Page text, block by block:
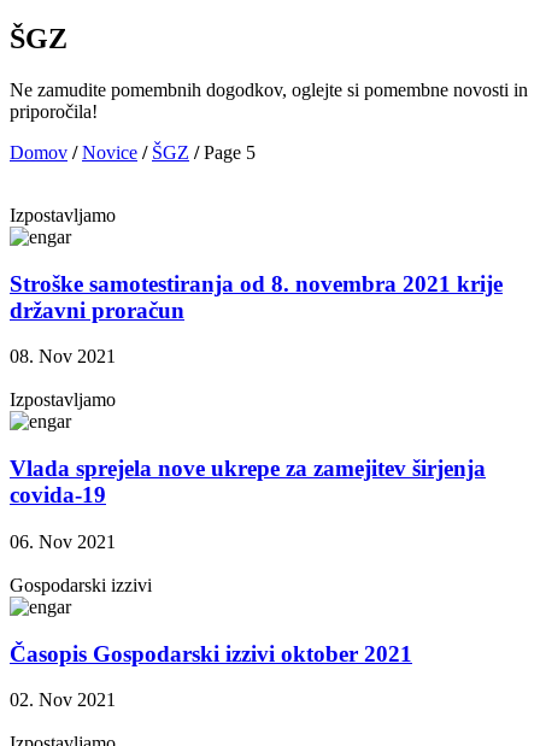
ŠGZ
Ne zamudite pomembnih dogodkov, oglejte si pomembne novosti in
priporočila!
Domov / Novice / ŠGZ / Page 5
Izpostavljamo
Stroške samotestiranja od 8. novembra 2021 krije
državni proračun
08. Nov 2021
Izpostavljamo
Vlada sprejela nove ukrepe za zamejitev širjenja
covida-19
06. Nov 2021
Gospodarski izzivi
Časopis Gospodarski izzivi oktober 2021
02. Nov 2021